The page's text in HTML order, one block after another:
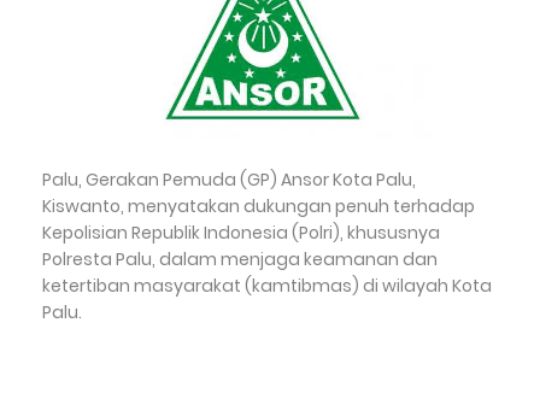
Palu, Gerakan Pemuda (GP) Ansor Kota Palu,
Kiswanto, menyatakan dukungan penuh terhadap
Kepolisian Republik Indonesia (Polri), khususnya
Polresta Palu, dalam menjaga keamanan dan
ketertiban masyarakat (kamtibmas) di wilayah Kota
Palu.